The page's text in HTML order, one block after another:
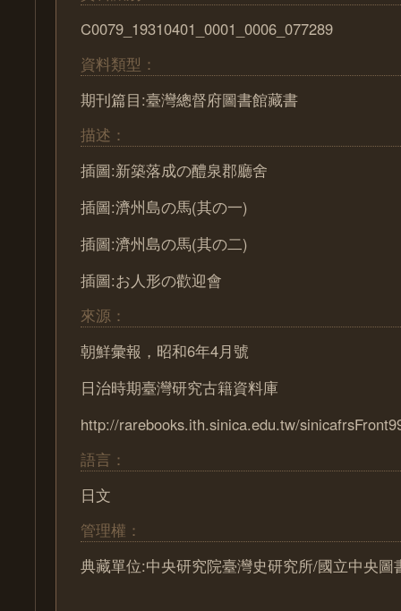
C0079_19310401_0001_0006_077289
資料類型：
期刊篇目:臺灣總督府圖書館藏書
描述：
插圖:新築落成の醴泉郡廳舍
插圖:濟州島の馬(其の一)
插圖:濟州島の馬(其の二)
插圖:お人形の歡迎會
來源：
朝鮮彙報，昭和6年4月號
日治時期臺灣研究古籍資料庫
http://rarebooks.ith.sinica.edu.tw/
語言：
日文
管理權：
典藏單位:中央研究院臺灣史研究所/國立中央圖